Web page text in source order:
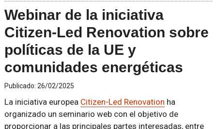
Webinar de la iniciativa
Citizen-Led Renovation sobre
políticas de la UE y
comunidades energéticas
Publicado: 26/02/2025
La iniciativa europea Citizen-Led Renovation ha
organizado un seminario web con el objetivo de
proporcionar a las principales partes interesadas, entre